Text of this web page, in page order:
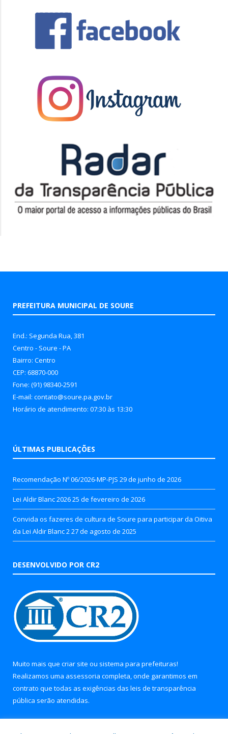
PREFEITURA MUNICIPAL DE SOURE
End.: Segunda Rua, 381
Centro - Soure - PA
Bairro: Centro
CEP: 68870-000
Fone: (91) 98340-2591
E-mail: contato@soure.pa.gov.br
Horário de atendimento: 07:30 às 13:30
ÚLTIMAS PUBLICAÇÕES
Recomendação Nº 06/2026-MP-PJS 29 de junho de 2026
Lei Aldir Blanc 202625 de fevereiro de 2026
Convida os fazeres de cultura de Soure para participar da Oitiva
da Lei Aldir Blanc 2 27 de agosto de 2025
DESENVOLVIDO POR CR2
Muito mais que criar site ou sistema para prefeituras!
Realizamos uma assessoria completa, onde garantimos em
contrato que todas as exigências das leis de transparência
pública serão atendidas.